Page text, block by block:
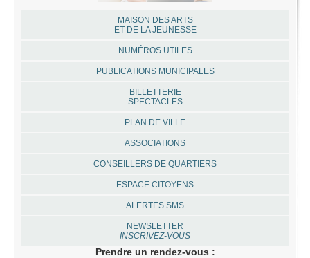
MAISON DES ARTS
ET DE LA JEUNESSE
NUMÉROS UTILES
PUBLICATIONS MUNICIPALES
BILLETTERIE
SPECTACLES
PLAN DE VILLE
ASSOCIATIONS
CONSEILLERS DE QUARTIERS
ESPACE CITOYENS
ALERTES SMS
NEWSLETTER
INSCRIVEZ-VOUS
Prendre un rendez-vous :